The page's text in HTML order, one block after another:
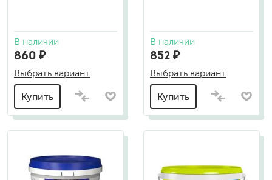
В наличии
860 ₽
Выбрать вариант
Купить
В наличии
852 ₽
Выбрать вариант
Купить